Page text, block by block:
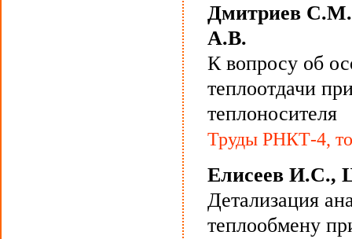
Дмитриев
А.В.
К вопросу об
теплоотдачи
теплоносителя
Труды РНКТ-4,
Елисеев И.С.,
Детализация
теплообмену